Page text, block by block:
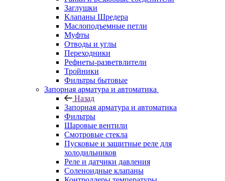
Заглушки
Клапаны Шредера
Маслоподъемные петли
Муфты
Отводы и углы
Переходники
Рефнеты-разветвлители
Тройники
Фильтры бытовые
Запорная арматура и автоматика
Назад
Запорная арматура и автоматика
Фильтры
Шаровые вентили
Смотровые стекла
Пусковые и защитные реле для
холодильников
Реле и датчики давления
Соленоидные клапаны